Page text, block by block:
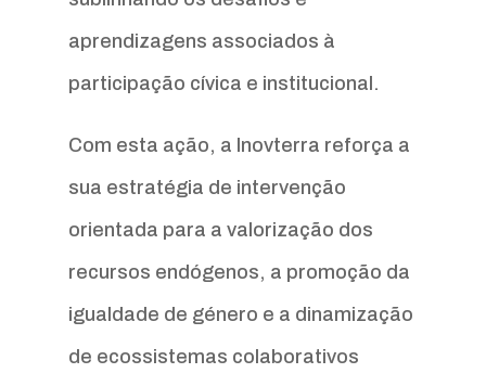
aprendizagens associados à
participação cívica e institucional.
Com esta ação, a Inovterra reforça a
sua estratégia de intervenção
orientada para a valorização dos
recursos endógenos, a promoção da
igualdade de género e a dinamização
de ecossistemas colaborativos